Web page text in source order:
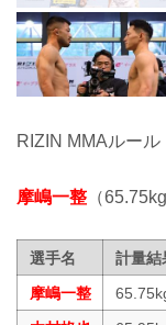
RIZIN MMAルール
摩嶋一整 （
選手名 計量結
摩嶋一整